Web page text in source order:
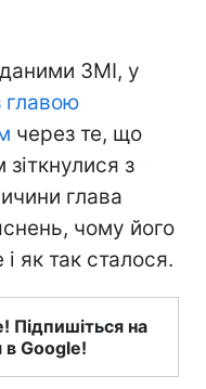
ЗМІ, у
главою
через те, що
з
глава
чому його
як так сталося.
Підпишіться на
в Google!